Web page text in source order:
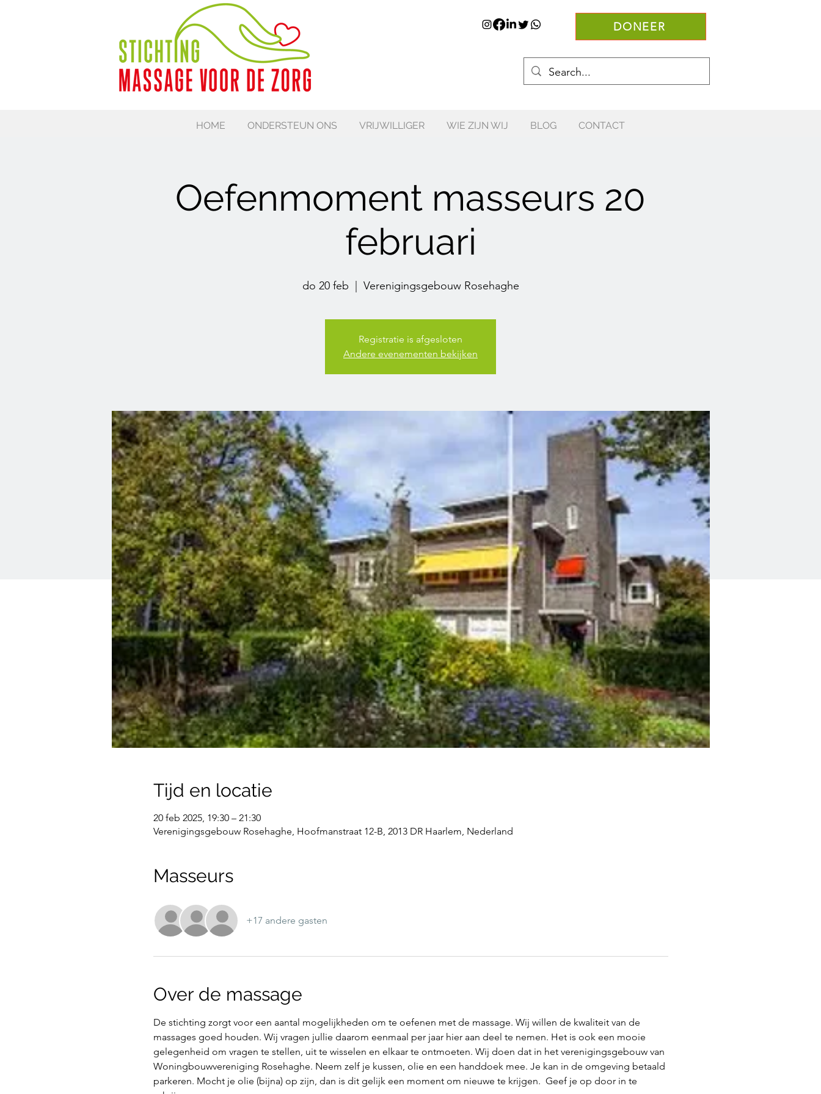
HOME ONDERSTEUN ONS VRIJWILLIGER WIE ZIJN WIJ BLOG CONTACT
DONEER
Oefenmoment masseurs 20
februari
do 20 feb Verenigingsgebouw Rosehaghe
Registratie is afgesloten
Andere evenementen bekijken
Tijd en locatie
20 feb 2025, 19:30 – 21:30
Verenigingsgebouw Rosehaghe, Hoofmanstraat 12-B, 2013 DR Haarlem, Nederland
Masseurs
+17 andere gasten
Over de massage
De stichting zorgt voor een aantal mogelijkheden om te oefenen met de massage. Wij willen de kwaliteit van de
massages goed houden. Wij vragen jullie daarom eenmaal per jaar hier aan deel te nemen. Het is ook een mooie
gelegenheid om vragen te stellen, uit te wisselen en elkaar te ontmoeten. Wij doen dat in het verenigingsgebouw van
Woningbouwvereniging Rosehaghe. Neem zelf je kussen, olie en een handdoek mee. Je kan in de omgeving betaald
parkeren. Mocht je olie (bijna) op zijn, dan is dit gelijk een moment om nieuwe te krijgen.  Geef je op door in te